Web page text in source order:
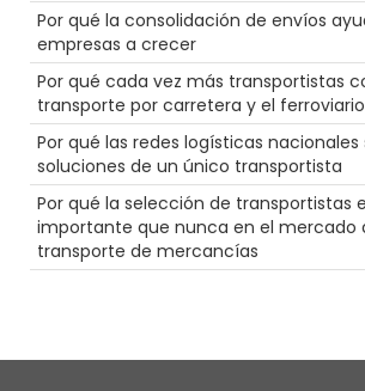
Hazmat
NTDAW
Inspecciones de camiones
Ferrocarril
Envío a temperatura controlada
Cadena de suministro
Seguridad
Comercio electrónico
LTl
Gran equipo
Agentes
Por qué la consolidación de envíos
empresas a crecer
Por qué cada vez más transportistas
transporte por carretera y el ferroviario
Por qué las redes logísticas nacionales
soluciones de un único transportista
Por qué la selección de transportistas
importante que nunca en el mercado
transporte de mercancías